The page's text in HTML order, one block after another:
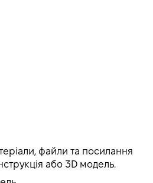
файли та посилання
або 3D модель.